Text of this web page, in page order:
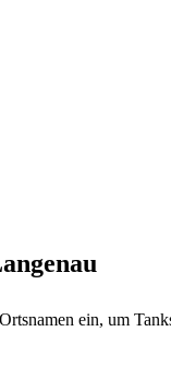
ein, um